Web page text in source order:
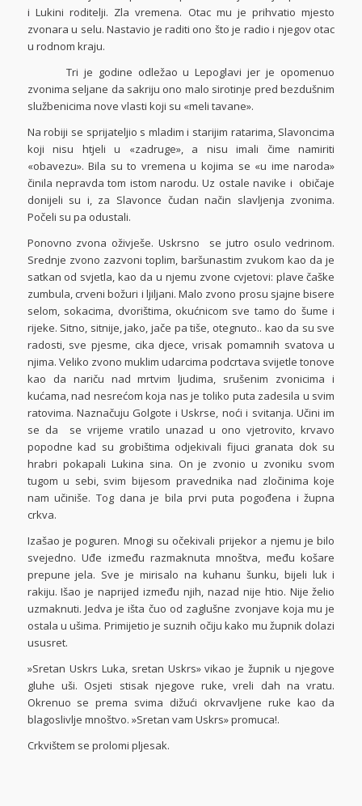
i Lukini roditelji. Zla vremena. Otac mu je prihvatio mjesto
zvonara u selu. Nastavio je raditi ono što je radio i njegov otac
u rodnom kraju.
Tri je godine odležao u Lepoglavi jer je opomenuo
zvonima seljane da sakriju ono malo sirotinje pred bezdušnim
službenicima nove vlasti koji su «meli tavane».
Na robiji se sprijateljio s mladim i starijim ratarima, Slavoncima
koji nisu htjeli u «zadruge», a nisu imali čime namiriti
«obavezu». Bila su to vremena u kojima se «u ime naroda»
činila nepravda tom istom narodu. Uz ostale navike i običaje
donijeli su i, za Slavonce čudan način slavljenja zvonima.
Počeli su pa odustali.
Ponovno zvona oživješe. Uskrsno se jutro osulo vedrinom.
Srednje zvono zazvoni toplim, baršunastim zvukom kao da je
satkan od svjetla, kao da u njemu zvone cvjetovi: plave čaške
zumbula, crveni božuri i ljiljani. Malo zvono prosu sjajne bisere
selom, sokacima, dvorištima, okućnicom sve tamo do šume i
rijeke. Sitno, sitnije, jako, jače pa tiše, otegnuto.. kao da su sve
radosti, sve pjesme, cika djece, vrisak pomamnih svatova u
njima. Veliko zvono muklim udarcima podcrtava svijetle tonove
kao da nariču nad mrtvim ljudima, srušenim zvonicima i
kućama, nad nesrećom koja nas je toliko puta zadesila u svim
ratovima. Naznačuju Golgote i Uskrse, noći i svitanja. Učini im
se da se vrijeme vratilo unazad u ono vjetrovito, krvavo
popodne kad su grobištima odjekivali fijuci granata dok su
hrabri pokapali Lukina sina. On je zvonio u zvoniku svom
tugom u sebi, svim bijesom pravednika nad zločinima koje
nam učiniše. Tog dana je bila prvi puta pogođena i župna
crkva.
Izašao je poguren. Mnogi su očekivali prijekor a njemu je bilo
svejedno. Uđe između razmaknuta mnoštva, među košare
prepune jela. Sve je mirisalo na kuhanu šunku, bijeli luk i
rakiju. Išao je naprijed između njih, nazad nije htio. Nije želio
uzmaknuti. Jedva je išta čuo od zaglušne zvonjave koja mu je
ostala u ušima. Primijetio je suznih očiju kako mu župnik dolazi
ususret.
»Sretan Uskrs Luka, sretan Uskrs» vikao je župnik u njegove
gluhe uši. Osjeti stisak njegove ruke, vreli dah na vratu.
Okrenuo se prema svima dižući okrvavljene ruke kao da
blagoslivlje mnoštvo. »Sretan vam Uskrs» promuca!.
Crkvištem se prolomi pljesak.